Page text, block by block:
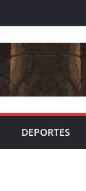
DEPORTES